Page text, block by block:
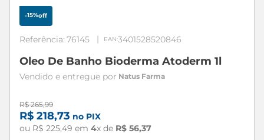
-15%off
Referência: 76145 3401528520846
Oleo De Banho Bioderma Atoderm 1l
Natus Farma
R$ 265,99
R$ 218,73 no PIX
ou R$ 225,49 em 4x de R$ 56,37